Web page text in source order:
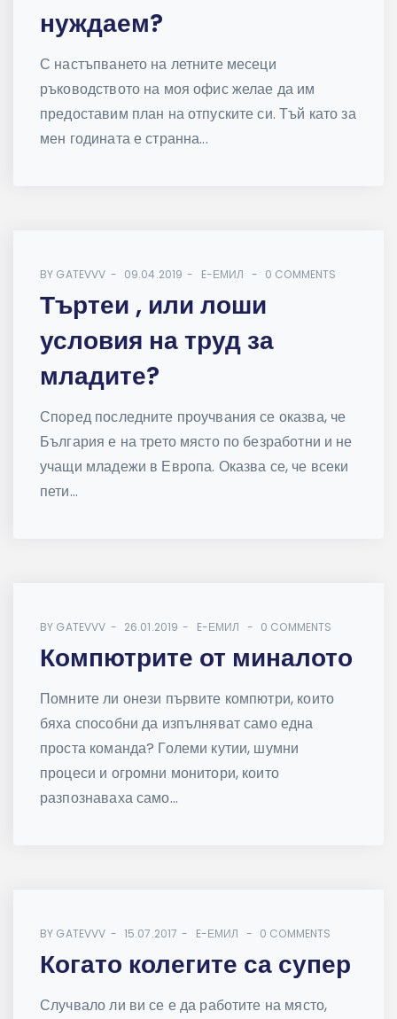
нуждаем?
С настъпването на летните месеци
ръководството на моя офис желае да им
предоставим план на отпуските си. Тъй като за
мен годината е странна...
BY GATEVVV 09.04.2019 E-ЕМИЛ 0 COMMENTS
Търтеи , или лоши
условия на труд за
младите?
Според последните проучвания се оказва, че
България е на трето място по безработни и не
учащи младежи в Европа. Оказва се, че всеки
пети...
BY GATEVVV 26.01.2019 E-ЕМИЛ 0 COMMENTS
Компютрите от миналото
Помните ли онези първите компютри, които
бяха способни да изпълняват само една
проста команда? Големи кутии, шумни
процеси и огромни монитори, които
разпознаваха само...
BY GATEVVV 15.07.2017 E-ЕМИЛ 0 COMMENTS
Когато колегите са супер
Случвало ли ви се е да работите на място,